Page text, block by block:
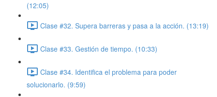
(12:05)
Clase #32. Supera barreras y pasa a la acción. (13:19)
Clase #33. Gestión de tiempo. (10:33)
Clase #34. Identifica el problema para poder
solucionarlo. (9:59)